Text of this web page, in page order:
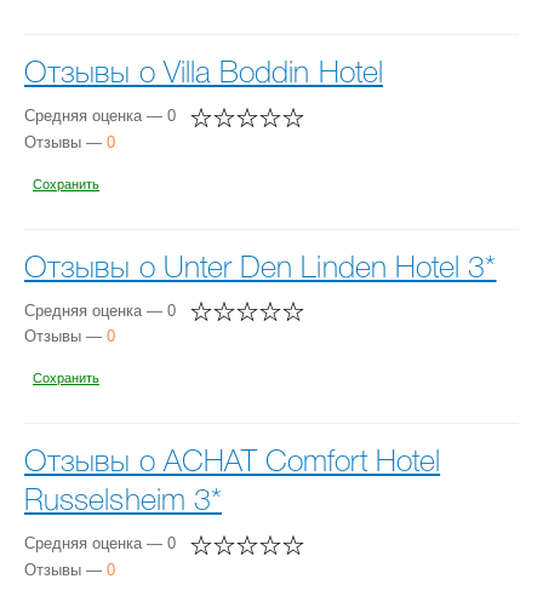
Отзывы о Villa Boddin Hotel
Средняя оценка — 0
Отзывы — 0
Сохранить
Отзывы о Unter Den Linden Hotel 3*
Средняя оценка — 0
Отзывы — 0
Сохранить
Отзывы о ACHAT Comfort Hotel
Russelsheim 3*
Средняя оценка — 0
Отзывы — 0